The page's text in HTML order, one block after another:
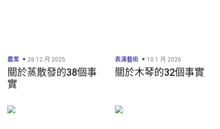
農業 28 12 月 2025
關於蒸散發的38個事
實
表演藝術 10 1 月 2026
關於木琴的32個事實